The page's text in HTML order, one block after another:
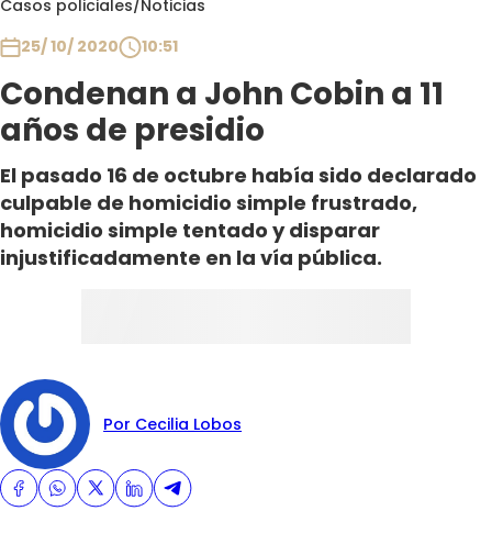
Casos policiales/Noticias
25/ 10/ 2020
10:51
Condenan a John Cobin a 11
años de presidio
El pasado 16 de octubre había sido declarado
culpable de homicidio simple frustrado,
homicidio simple tentado y disparar
injustificadamente en la vía pública.
Por Cecilia Lobos
Club De La Comedia
Contigo en Directo
Plan Perfecto
El Tiempo
Sabingo
Todos Los Programas